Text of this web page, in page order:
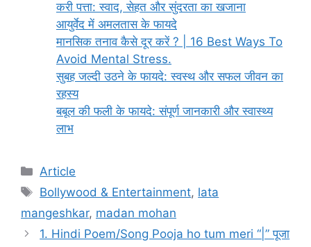
करी पत्ता: स्वाद, सेहत और सुंदरता का खजाना
आयुर्वेद में अमलतास के फायदे
मानसिक तनाव कैसे दूर करें ? | 16 Best Ways To
Avoid Mental Stress.
सुबह जल्दी उठने के फायदे: स्वस्थ और सफल जीवन का
रहस्य
बबूल की फली के फायदे: संपूर्ण जानकारी और स्वास्थ्य
लाभ
Categories
Article
Tags
Bollywood & Entertainment, lata
mangeshkar, madan mohan
1. Hindi Poem/Song Pooja ho tum meri “|” पूजा